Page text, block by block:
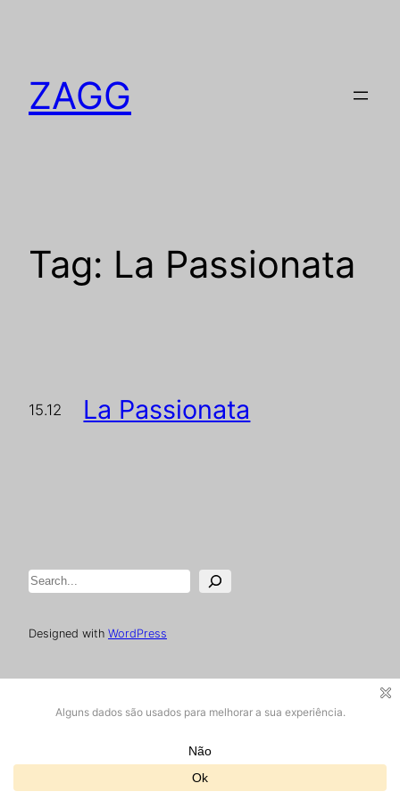
conteúdo
ZAGG
Tag: La Passionata
15.12 La Passionata
Pesquisar
Designed with WordPress